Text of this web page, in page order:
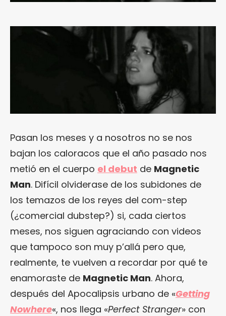
Pasan los meses y a nosotros no se nos
bajan los caloracos que el año pasado nos
metió en el cuerpo el debut de Magnetic
Man. Difícil olviderase de los subidones de
los temazos de los reyes del com-step
(¿comercial dubstep?) si, cada ciertos
meses, nos siguen agraciando con videos
que tampoco son muy p’allá pero que,
realmente, te vuelven a recordar por qué te
enamoraste de Magnetic Man. Ahora,
después del Apocalipsis urbano de «Getting
Nowhere«, nos llega «Perfect Stranger» con